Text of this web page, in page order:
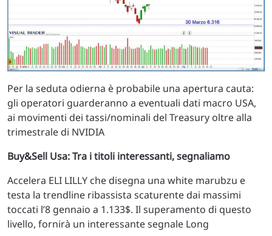
Per la seduta odierna è probabile una apertura cauta:
gli operatori guarderanno a eventuali dati macro USA,
ai movimenti dei tassi/nominali del Treasury oltre alla
trimestrale di NVIDIA
Buy&Sell Usa: Tra i titoli interessanti, segnaliamo
Accelera ELI LILLY che disegna una white marubzu e
testa la trendline ribassista scaturente dai massimi
toccati l’8 gennaio a 1.133$. Il superamento di questo
livello, fornirà un interessante segnale Long